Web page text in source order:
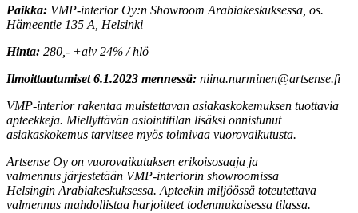
Paikka: VMP-interior Oy:n Showroom Arabiakeskuksessa, os.
Hämeentie 135 A, Helsinki
Hinta: 280,- +alv 24% / hlö
Ilmoittautumiset 6.1.2023 mennessä: niina.nurminen@artsense.fi
VMP-interior rakentaa muistettavan asiakaskokemuksen tuottavia
apteekkeja. Miellyttävän asiointitilan lisäksi onnistunut
asiakaskokemus tarvitsee myös toimivaa vuorovaikutusta.
Artsense Oy on vuorovaikutuksen erikoisosaaja ja
valmennus järjestetään VMP-interiorin showroomissa
Helsingin Arabiakeskuksessa. Apteekin miljöössä toteutettava
valmennus mahdollistaa harjoitteet todenmukaisessa tilassa.